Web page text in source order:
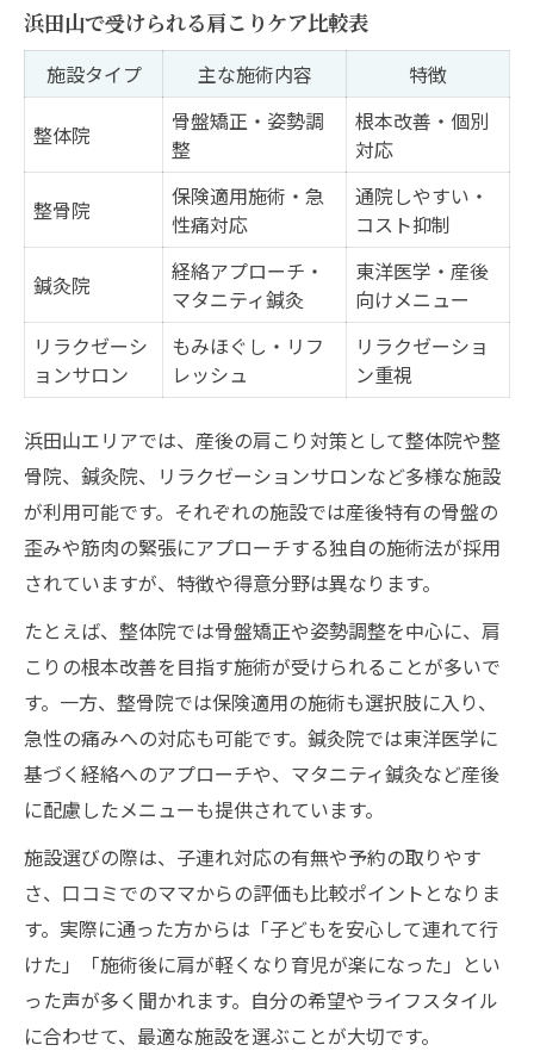
肩こり対策を始める最適なタイミング
産後におすすめの肩こり緩和メニュー
肩こり改善に役立つ施設選びのポイント
マタニティから育児期まで続く肩こり対策とは
マタニティ期からの肩こり変化を解説
育児期の肩こり対策おすすめステップ
肩こり予防に役立つ生活習慣の工夫
マタニティ肩こりと産後ケアの違い
妊娠中から始める肩こり緩和テクニック
肩こり緩和に役立つ産後セルフケアの実践術
自宅でできる肩こり緩和ストレッチ法
肩こり対策に効果的なマッサージ方法
産後ママ向け肩こりグッズの選び方
肩こり解消を促すセルフケアのポイント
抱っこが続く毎日におすすめの肩こり軽減メソ
ッド
抱っこ時に役立つ肩こり対策早見表
肩こり軽減を目指す姿勢改善のコツ
抱っこ中の肩こりを防ぐ工夫ポイント
毎日実践できる肩こり軽減ストレッチ
肩こり予防に有効なサポートグッズ紹介
心身の回復を促す産後ケアで肩こりを根本改善
産後ケアで心身の肩こり回復法一覧
肩こり根本改善に重要な生活習慣とは
心身のバランスを整える肩こりケア術
浜田山で受けられる肩こりケア比較表
施設タイプ 主な施術内容 特徴
整体院
骨盤矯正・姿勢調
整
根本改善・個別
対応
整骨院
保険適用施術・急
性痛対応
通院しやすい・
コスト抑制
鍼灸院
経絡アプローチ・
マタニティ鍼灸
東洋医学・産後
向けメニュー
リラクゼーシ
ョンサロン
もみほぐし・リフ
レッシュ
リラクゼーショ
ン重視
浜田山エリアでは、産後の肩こり対策として整体院や整
骨院、鍼灸院、リラクゼーションサロンなど多様な施設
が利用可能です。それぞれの施設では産後特有の骨盤の
歪みや筋肉の緊張にアプローチする独自の施術法が採用
されていますが、特徴や得意分野は異なります。
たとえば、整体院では骨盤矯正や姿勢調整を中心に、肩
こりの根本改善を目指す施術が受けられることが多いで
す。一方、整骨院では保険適用の施術も選択肢に入り、
急性の痛みへの対応も可能です。鍼灸院では東洋医学に
基づく経絡へのアプローチや、マタニティ鍼灸など産後
に配慮したメニューも提供されています。
施設選びの際は、子連れ対応の有無や予約の取りやす
さ、口コミでのママからの評価も比較ポイントとなりま
す。実際に通った方からは「子どもを安心して連れて行
けた」「施術後に肩が軽くなり育児が楽になった」とい
った声が多く聞かれます。自分の希望やライフスタイル
に合わせて、最適な施設を選ぶことが大切です。